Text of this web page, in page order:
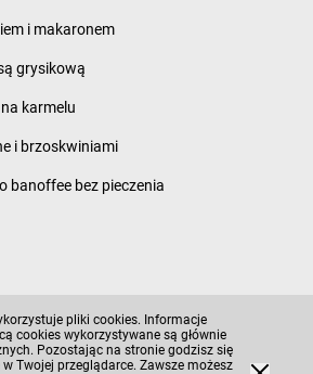
i makaronem
grysikową
karmelu
i brzoskwiniami
banoffee bez pieczenia
i polityka prywatności
pliki cookies. Informacje
cookies wykorzystywane są głównie
Pozostając na stronie godzisz się
Twojej przeglądarce. Zawsze możesz